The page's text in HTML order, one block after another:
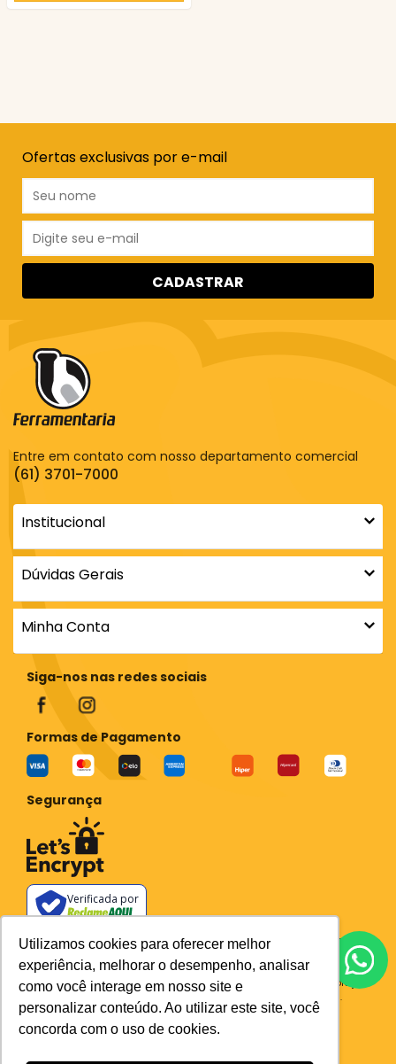
Utilizamos cookies para oferecer melhor
experiência, melhorar o desempenho, analisar
como você interage em nosso site e
personalizar conteúdo. Ao utilizar este site, você
concorda com o uso de cookies.
Ofertas exclusivas por e-mail
CADASTRAR
Entre em contato com nosso departamento comercial
(61) 3701-7000
Institucional
Dúvidas Gerais
Minha Conta
Siga-nos nas redes sociais
Formas de Pagamento
Segurança
Verificada por
Todos os preços e condições deste site são válidos apenas para compras
no site e não se aplicam a Loja Física. Destacamos que os preços
previstos no site prevalecem aos demais anunciados em outros meios
de comunicação e sites de buscas. Em caso de divergência do preço e
condições no site, o valor válido é sempre o do carrinho de compras.
Plataforma